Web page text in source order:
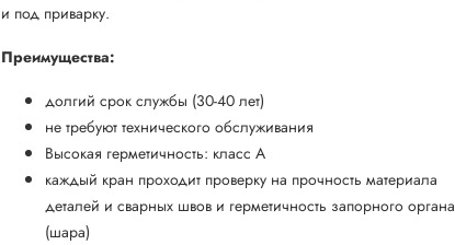
и под приварку.
Преимущества:
долгий срок службы (30-40 лет)
не требуют технического обслуживания
Высокая герметичность: класс А
каждый кран проходит проверку на прочность материала
деталей и сварных швов и герметичность запорного органа
(шара)